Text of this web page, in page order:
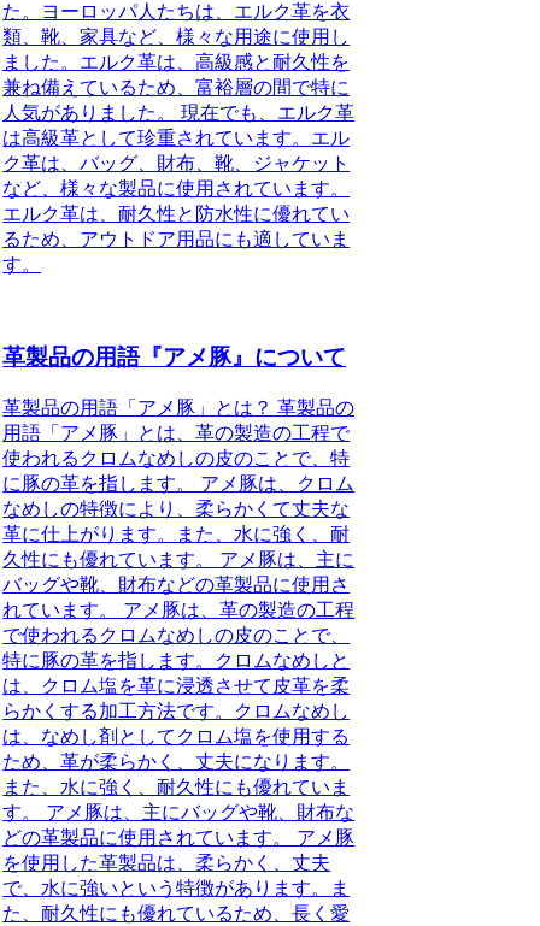
た。ヨーロッパ人たちは、エルク革を衣
類、靴、家具など、様々な用途に使用し
ました。エルク革は、高級感と耐久性を
兼ね備えているため、富裕層の間で特に
人気がありました。 現在でも、エルク革
は高級革として珍重されています。エル
ク革は、バッグ、財布、靴、ジャケット
など、様々な製品に使用されています。
エルク革は、耐久性と防水性に優れてい
るため、アウトドア用品にも適していま
す。
革製品の用語『アメ豚』について
革製品の用語「アメ豚」とは？ 革製品の
用語「アメ豚」とは、革の製造の工程で
使われるクロムなめしの皮のことで、特
に豚の革を指します。 アメ豚は、クロム
なめしの特徴により、柔らかくて丈夫な
革に仕上がります。また、水に強く、耐
久性にも優れています。 アメ豚は、主に
バッグや靴、財布などの革製品に使用さ
れています。 アメ豚は、革の製造の工程
で使われるクロムなめしの皮のことで、
特に豚の革を指します。クロムなめしと
は、クロム塩を革に浸透させて皮革を柔
らかくする加工方法です。クロムなめし
は、なめし剤としてクロム塩を使用する
ため、革が柔らかく、丈夫になります。
また、水に強く、耐久性にも優れていま
す。 アメ豚は、主にバッグや靴、財布な
どの革製品に使用されています。 アメ豚
を使用した革製品は、柔らかく、丈夫
で、水に強いという特徴があります。ま
た、耐久性にも優れているため、長く愛